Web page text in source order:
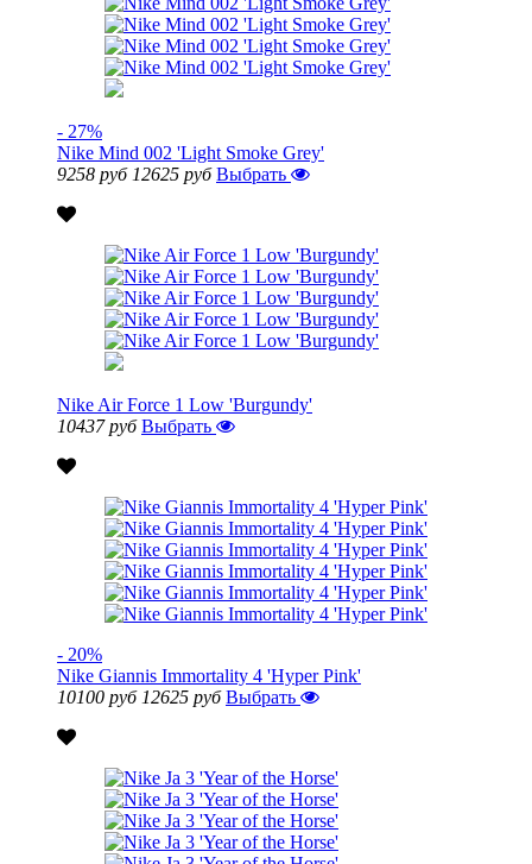
- 27%
Nike Mind 002 'Light Smoke Grey'
9258 руб 12625 руб Выбрать
Nike Air Force 1 Low 'Burgundy'
10437 руб Выбрать
- 20%
Nike Giannis Immortality 4 'Hyper Pink'
10100 руб 12625 руб Выбрать